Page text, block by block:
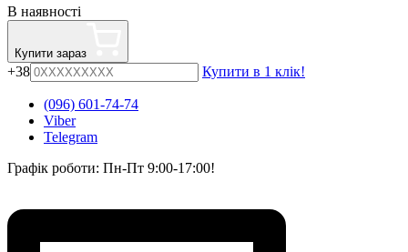
В наявності
Купити зараз
+38 Купити в 1 клік!
(096) 601-74-74
Viber
Telegram
Графік роботи: Пн-Пт 9:00-17:00!